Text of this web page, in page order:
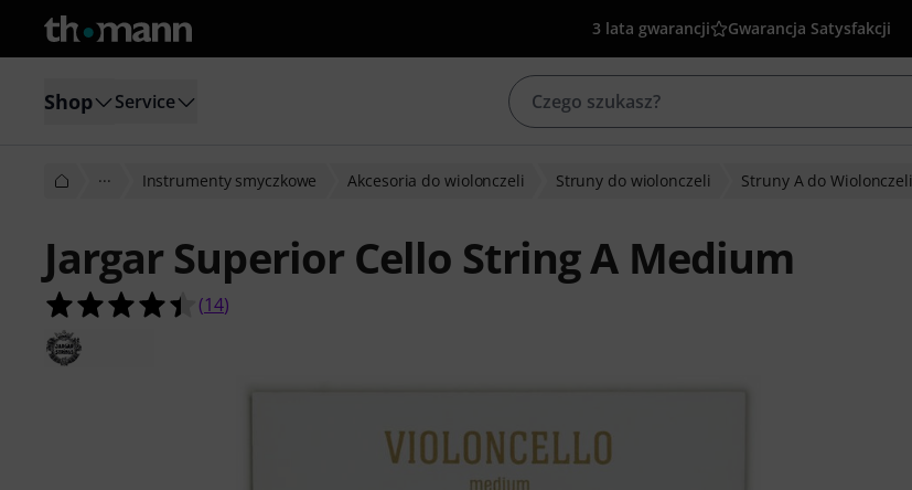
3 lata gwarancji Gwarancja Satysfakcji
Shop Service
··· Instrumenty smyczkowe Akcesoria do wiolonczeli Struny do wiolonczeli Struny A do Wiolonczeli
Jargar Superior Cello String A Medium
4.4 na 5 gwiazdek z 14 ocen klientów
(14)